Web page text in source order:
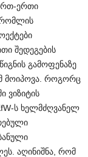
ერთი
რომლის
შედეგების
გამოფენაზე
მოიპოვა. როგორც
ვიზიტის
ს ხელმძღვანელ
აღინიშნა, რომ